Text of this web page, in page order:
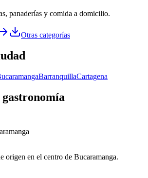
panaderías y comida a domicilio.
Otras categorías
BarranquillaCartagena
gastronomía
origen en el centro de Bucaramanga.